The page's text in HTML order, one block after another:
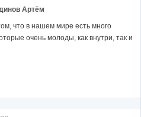
Артём
что в нашем мире есть много
очень молоды, как внутри, так и